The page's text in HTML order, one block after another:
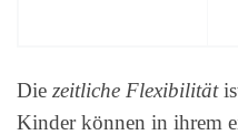
Die zeitliche Flexibilität
Kinder können in ihrem